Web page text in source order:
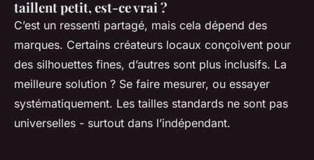
taillent petit, est-ce vrai ?
C’est un ressenti partagé, mais cela dépend des
marques. Certains créateurs locaux conçoivent pour
des silhouettes fines, d’autres sont plus inclusifs. La
meilleure solution ? Se faire mesurer, ou essayer
systématiquement. Les tailles standards ne sont pas
universelles - surtout dans l’indépendant.